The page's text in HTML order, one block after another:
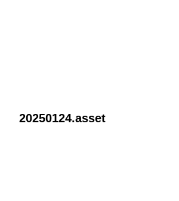
20250124.asset